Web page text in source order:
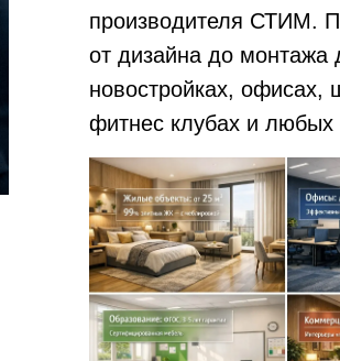
производителя СТИМ.
от дизайна до монтажа
новостройках, офисах,
фитнес клубах и любых